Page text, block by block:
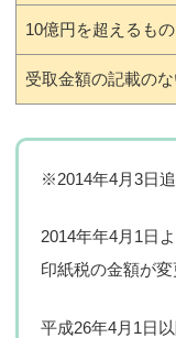
10億円を超えるもの
受取金額の記載の
※2014年4月3日
2014年年4月1日
印紙税の金額が変
平成26年4月1日